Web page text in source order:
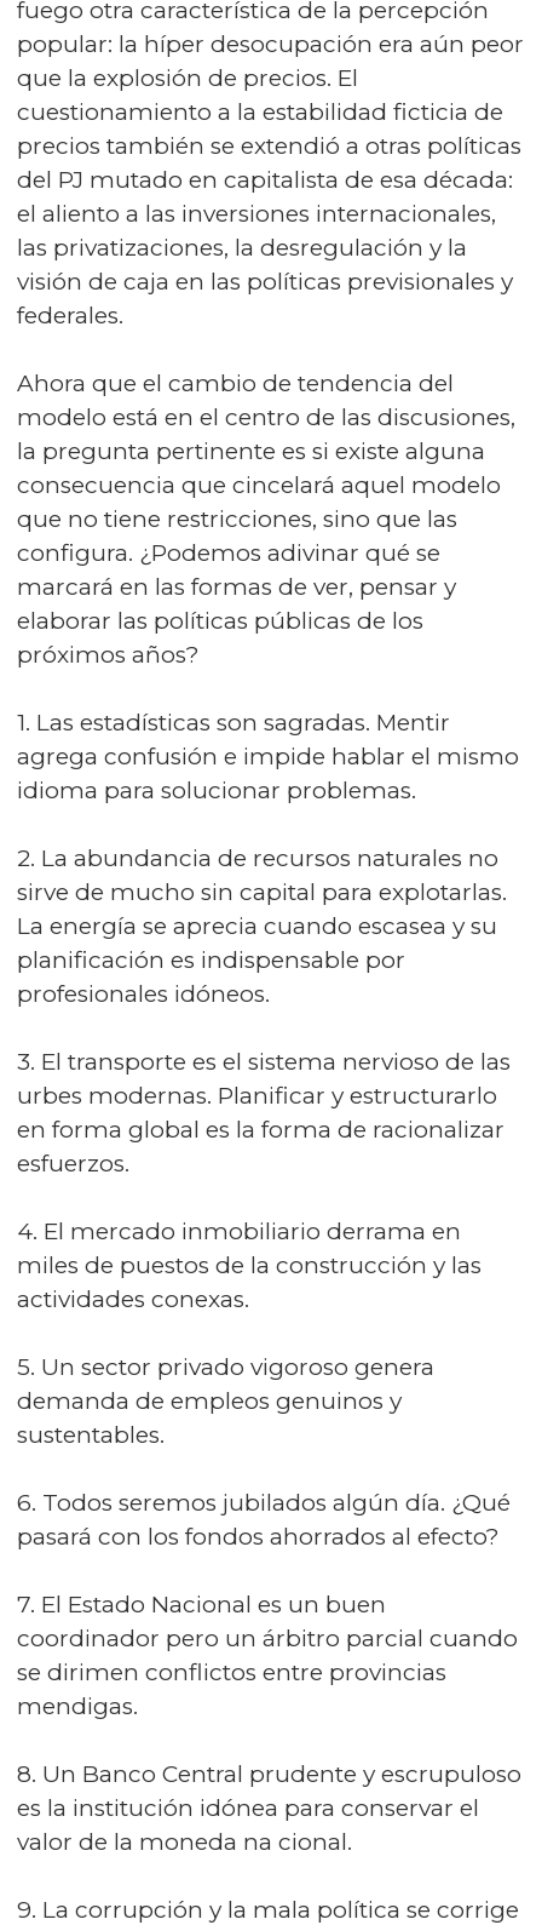
fuego otra característica de la percepción
popular: la híper desocupación era aún peor
que la explosión de precios. El
cuestionamiento a la estabilidad ficticia de
precios también se extendió a otras políticas
del PJ mutado en capitalista de esa década:
el aliento a las inversiones internacionales,
las privatizaciones, la desregulación y la
visión de caja en las políticas previsionales y
federales.
Ahora que el cambio de tendencia del
modelo está en el centro de las discusiones,
la pregunta pertinente es si existe alguna
consecuencia que cincelará aquel modelo
que no tiene restricciones, sino que las
configura. ¿Podemos adivinar qué se
marcará en las formas de ver, pensar y
elaborar las políticas públicas de los
próximos años?
1. Las estadísticas son sagradas. Mentir
agrega confusión e impide hablar el mismo
idioma para solucionar problemas.
2. La abundancia de recursos naturales no
sirve de mucho sin capital para explotarlas.
La energía se aprecia cuando escasea y su
planificación es indispensable por
profesionales idóneos.
3. El transporte es el sistema nervioso de las
urbes modernas. Planificar y estructurarlo
en forma global es la forma de racionalizar
esfuerzos.
4. El mercado inmobiliario derrama en
miles de puestos de la construcción y las
actividades conexas.
5. Un sector privado vigoroso genera
demanda de empleos genuinos y
sustentables.
6. Todos seremos jubilados algún día. ¿Qué
pasará con los fondos ahorrados al efecto?
7. El Estado Nacional es un buen
coordinador pero un árbitro parcial cuando
se dirimen conflictos entre provincias
mendigas.
8. Un Banco Central prudente y escrupuloso
es la institución idónea para conservar el
valor de la moneda na cional.
9. La corrupción y la mala política se corrige